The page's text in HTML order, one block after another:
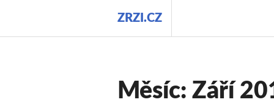
ZRZI.CZ
Měsíc: Září